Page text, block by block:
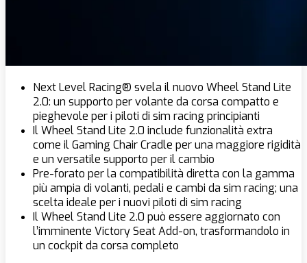
Next Level Racing® svela il nuovo Wheel Stand Lite
2.0: un supporto per volante da corsa compatto e
pieghevole per i piloti di sim racing principianti
Il Wheel Stand Lite 2.0 include funzionalità extra
come il Gaming Chair Cradle per una maggiore rigidità
e un versatile supporto per il cambio
Pre-forato per la compatibilità diretta con la gamma
più ampia di volanti, pedali e cambi da sim racing; una
scelta ideale per i nuovi piloti di sim racing
Il Wheel Stand Lite 2.0 può essere aggiornato con
l’imminente Victory Seat Add-on, trasformandolo in
un cockpit da corsa completo